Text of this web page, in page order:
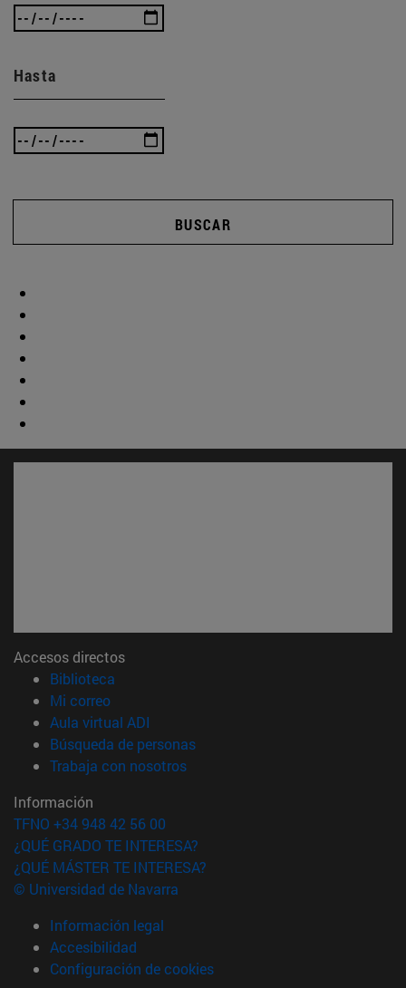
Hasta
BUSCAR
Accesos directos
Biblioteca
Mi correo(abre en nueva ventana)
Aula virtual ADI
Búsqueda de personas(abre en nueva ventana)
Trabaja con nosotros(abre en nueva ventana)
Información
TFNO +34 948 42 56 00
¿QUÉ GRADO TE INTERESA?
¿QUÉ MÁSTER TE INTERESA?
© Universidad de Navarra
Información legal
Accesibilidad
Configuración de cookies